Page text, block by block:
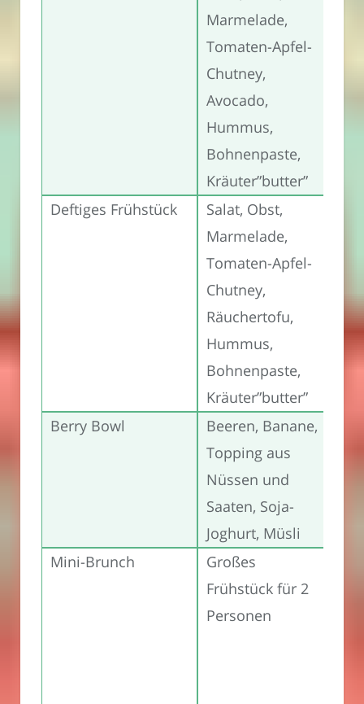
Marmelade,
Tomaten-Apfel-
Chutney,
Avocado,
Hummus,
Bohnenpaste,
Kräuter”butter”
Deftiges Frühstück
Salat, Obst,
Marmelade,
Tomaten-Apfel-
Chutney,
Räuchertofu,
Hummus,
Bohnenpaste,
Kräuter”butter”
Berry Bowl
Beeren, Banane,
Topping aus
Nüssen und
Saaten, Soja-
Joghurt, Müsli
Mini-Brunch
Großes
Frühstück für 2
Personen